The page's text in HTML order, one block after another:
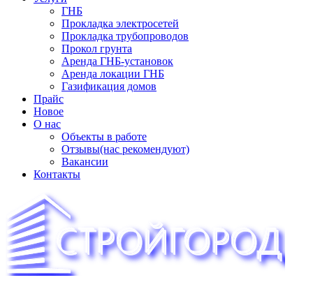
ГНБ
Прокладка электросетей
Прокладка трубопроводов
Прокол грунта
Аренда ГНБ-установок
Аренда локации ГНБ
Газификация домов
Прайс
Новое
О нас
Объекты в работе
Отзывы(нас рекомендуют)
Вакансии
Контакты